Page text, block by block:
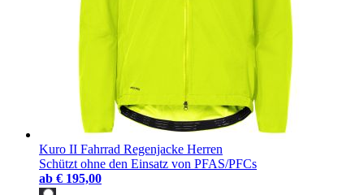
Kuro II Fahrrad Regenjacke Herren
Schützt ohne den Einsatz von PFAS/PFCs
ab € 195,00